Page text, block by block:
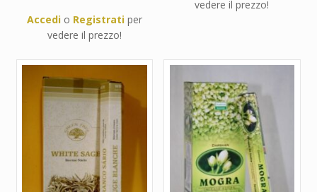
Accedio Registratiper
vedere il prezzo!
vedere il prezzo!